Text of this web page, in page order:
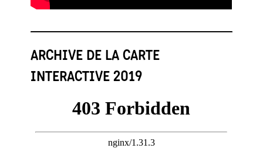
ARCHIVE DE LA CARTE
INTERACTIVE 2019